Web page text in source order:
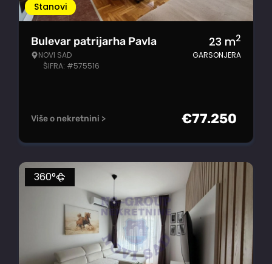
Stanovi
Bulevar patrijarha Pavla
NOVI SAD
ŠIFRA: #575516
23 m2
GARSONJERA
Više o nekretnini > €77.250
360°